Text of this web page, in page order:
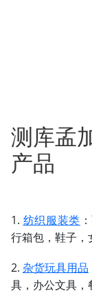
测库孟
产品
1. 纺织服装类
行箱包，鞋子，
2. 杂货玩具用品
具，办公文具，